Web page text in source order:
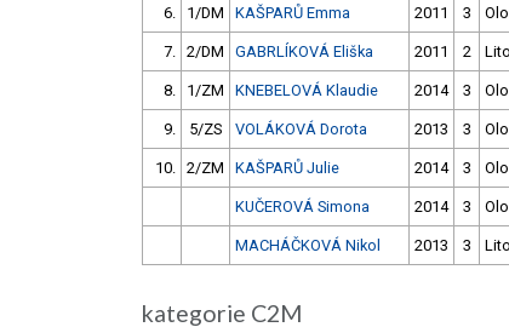
6. 1/DM KAŠPARŮ Emma 2011 3
7. 2/DM GABRLÍKOVÁ Eliška 2011 2
8. 1/ZM KNEBELOVÁ Klaudie 2014 3
9. 5/ZS VOLÁKOVÁ Dorota 2013 3
10. 2/ZM KAŠPARŮ Julie 2014 3
KUČEROVÁ Simona 2014 3
MACHÁČKOVÁ Nikol 2013 3
kategorie C2M